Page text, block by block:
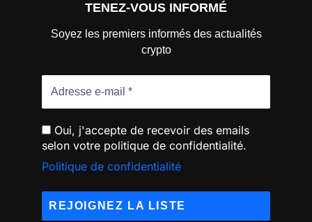
TENEZ-VOUS INFORMÉ
Soyez les premiers informés des actualités
crypto
Oui, j'accepte de recevoir des emails
selon votre politique de confidentialité.
Politique de confidentialité